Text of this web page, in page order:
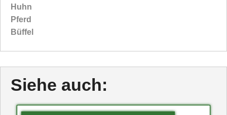
Huhn
Pferd
Büffel
Siehe auch: